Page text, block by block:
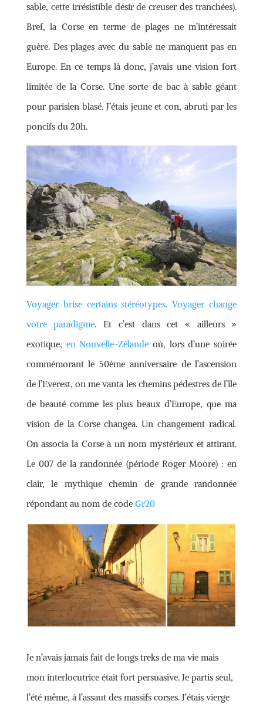
sable, cette irrésistible désir de creuser des tranchées).
Bref, la Corse en terme de plages ne m’intéressait
guère. Des plages avec du sable ne manquent pas en
Europe. En ce temps là donc, j’avais une vision fort
limitée de la Corse. Une sorte de bac à sable géant
pour parisien blasé. J’étais jeune et con, abruti par les
poncifs du 20h.
Voyager brise certains stéréotypes. Voyager change
votre paradigme. Et c’est dans cet « ailleurs »
exotique, en Nouvelle-Zélande où, lors d’une soirée
commémorant le 50ème anniversaire de l’ascension
de l’Everest, on me vanta les chemins pédestres de l’île
de beauté comme les plus beaux d’Europe, que ma
vision de la Corse changea. Un changement radical.
On associa la Corse à un nom mystérieux et attirant.
Le 007 de la randonnée (période Roger Moore) : en
clair, le mythique chemin de grande randonnée
répondant au nom de code Gr20
Je n’avais jamais fait de longs treks de ma vie mais
mon interlocutrice était fort persuasive. Je partis seul,
l’été même, à l’assaut des massifs corses. J’étais vierge